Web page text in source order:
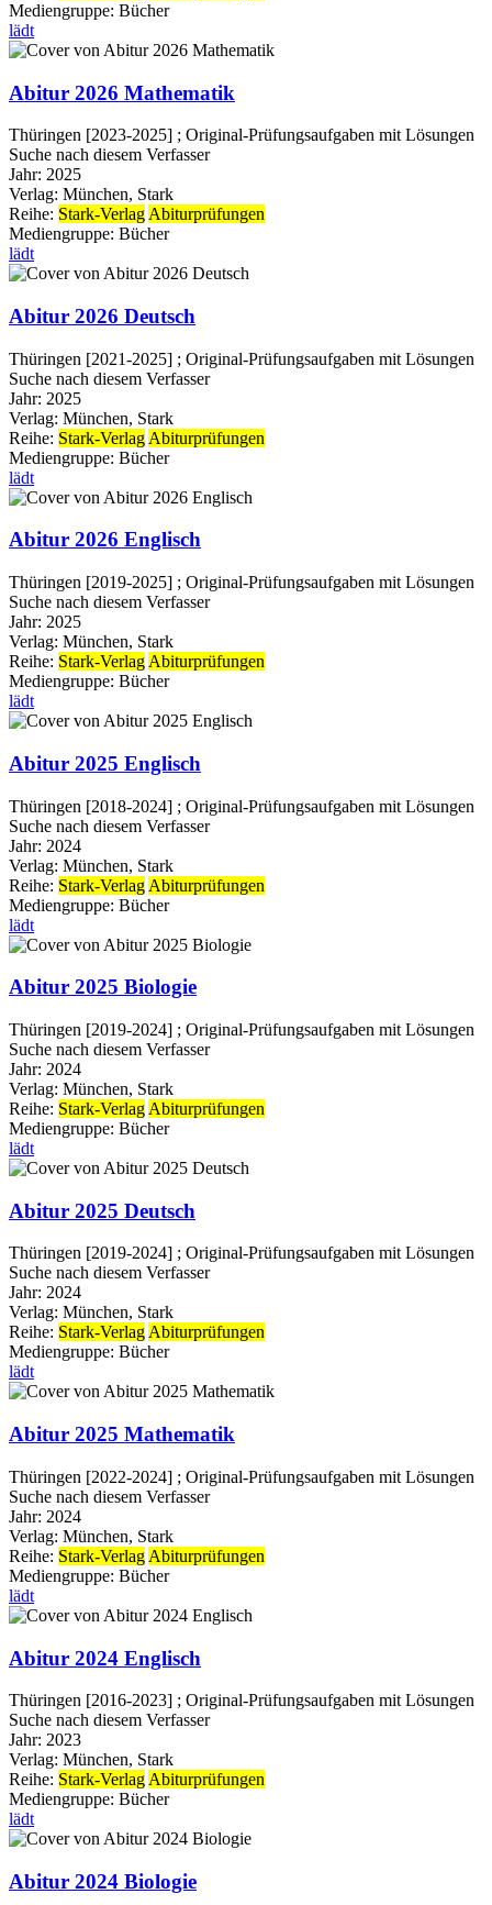
Mediengruppe: Bücher
lädt
Abitur 2026 Mathematik
Thüringen [2023-2025] ; Original-Prüfungsaufgaben mit Lösungen
Suche nach diesem Verfasser
Jahr: 2025
Verlag: München, Stark
Reihe: Stark-Verlag Abiturprüfungen
Mediengruppe: Bücher
lädt
Abitur 2026 Deutsch
Thüringen [2021-2025] ; Original-Prüfungsaufgaben mit Lösungen
Suche nach diesem Verfasser
Jahr: 2025
Verlag: München, Stark
Reihe: Stark-Verlag Abiturprüfungen
Mediengruppe: Bücher
lädt
Abitur 2026 Englisch
Thüringen [2019-2025] ; Original-Prüfungsaufgaben mit Lösungen
Suche nach diesem Verfasser
Jahr: 2025
Verlag: München, Stark
Reihe: Stark-Verlag Abiturprüfungen
Mediengruppe: Bücher
lädt
Abitur 2025 Englisch
Thüringen [2018-2024] ; Original-Prüfungsaufgaben mit Lösungen
Suche nach diesem Verfasser
Jahr: 2024
Verlag: München, Stark
Reihe: Stark-Verlag Abiturprüfungen
Mediengruppe: Bücher
lädt
Abitur 2025 Biologie
Thüringen [2019-2024] ; Original-Prüfungsaufgaben mit Lösungen
Suche nach diesem Verfasser
Jahr: 2024
Verlag: München, Stark
Reihe: Stark-Verlag Abiturprüfungen
Mediengruppe: Bücher
lädt
Abitur 2025 Deutsch
Thüringen [2019-2024] ; Original-Prüfungsaufgaben mit Lösungen
Suche nach diesem Verfasser
Jahr: 2024
Verlag: München, Stark
Reihe: Stark-VerlagAbiturprüfungen
Mediengruppe: Bücher
lädt
Abitur 2025 Mathematik
Thüringen [2022-2024] ; Original-Prüfungsaufgaben mit Lösungen
Suche nach diesem Verfasser
Jahr: 2024
Verlag: München, Stark
Reihe: Stark-Verlag Abiturprüfungen
Mediengruppe: Bücher
lädt
Abitur 2024 Englisch
Thüringen [2016-2023] ; Original-Prüfungsaufgaben mit Lösungen
Suche nach diesem Verfasser
Jahr: 2023
Verlag: München, Stark
Reihe: Stark-Verlag Abiturprüfungen
Mediengruppe: Bücher
lädt
Abitur 2024 Biologie